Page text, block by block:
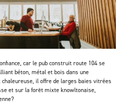
car le pub construit route 104 se
béton, métal et bois dans une
il offre de larges baies vitrées
et sur la forêt mixte knowltonaise,